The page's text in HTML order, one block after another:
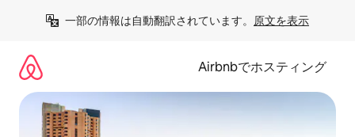
一部の情報は自動翻訳されています。 原文を表示
Airbnbでホスティング